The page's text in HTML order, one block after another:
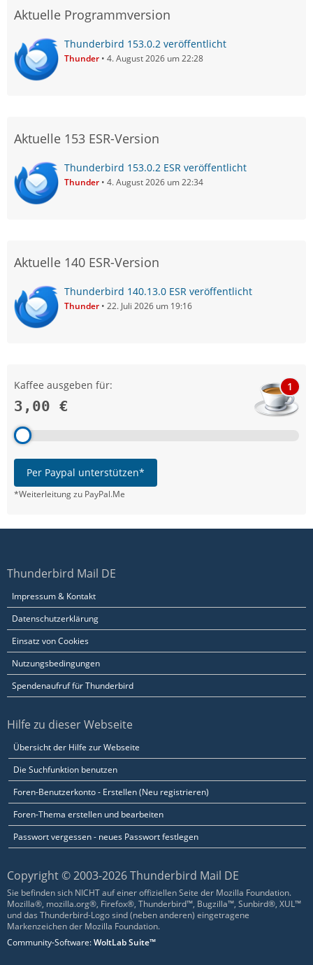
Aktuelle Programmversion
Thunderbird 153.0.2 veröffentlicht
Thunder 4. August 2026 um 22:28
Aktuelle 153 ESR-Version
Thunderbird 153.0.2 ESR veröffentlicht
Thunder 4. August 2026 um 22:34
Aktuelle 140 ESR-Version
Thunderbird 140.13.0 ESR veröffentlicht
Thunder 22. Juli 2026 um 19:16
Kaffee ausgeben für:
3,00 €
1
Per Paypal unterstützen*
*Weiterleitung zu PayPal.Me
Thunderbird Mail DE
Impressum & Kontakt
Datenschutzerklärung
Einsatz von Cookies
Nutzungsbedingungen
Spendenaufruf für Thunderbird
Hilfe zu dieser Webseite
Übersicht der Hilfe zur Webseite
Die Suchfunktion benutzen
Foren-Benutzerkonto - Erstellen (Neu registrieren)
Foren-Thema erstellen und bearbeiten
Passwort vergessen - neues Passwort festlegen
Copyright © 2003-2026 Thunderbird Mail DE
Sie befinden sich NICHT auf einer offiziellen Seite der Mozilla Foundation.
Mozilla®, mozilla.org®, Firefox®, Thunderbird™, Bugzilla™, Sunbird®, XUL™
und das Thunderbird-Logo sind (neben anderen) eingetragene
Markenzeichen der Mozilla Foundation.
Community-Software:WoltLab Suite™